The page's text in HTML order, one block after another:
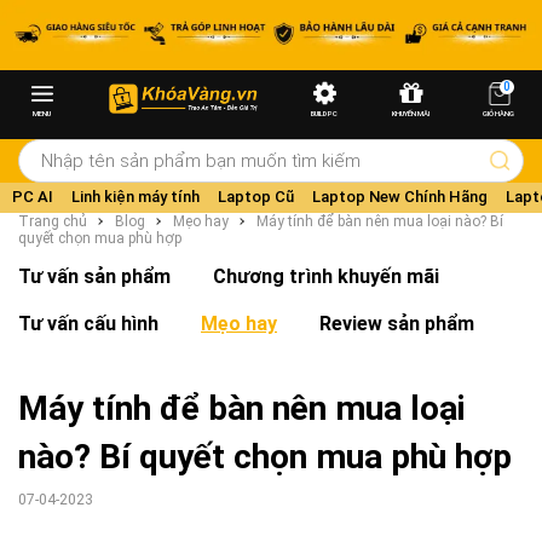
MENU BUILD PC KHUYẾN MÃI
0
GIỎ HÀNG
PC AI Linh kiện máy tính Laptop Cũ Laptop New Chính Hãng
Trang chủ Blog Mẹo hay
Máy tính để bàn nên mua loại nào? Bí
quyết chọn mua phù hợp
Tư vấn sản phẩm Chương trình khuyến mãi
Tư vấn cấu hình Mẹo hay Review sản phẩm
Máy tính để bàn nên mua loại
nào? Bí quyết chọn mua phù hợp
07-04-2023